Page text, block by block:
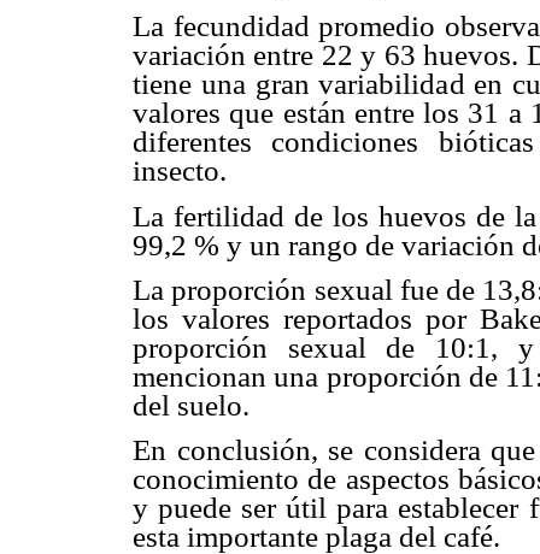
La fecundidad promedio
variación entre 22 y 63 huevos.
tiene una gran variabilidad en
valores que están entre los 31
diferentes condiciones
insecto.
La fertilidad de los huevos de
99,2 % y un rango de variación
La proporción sexual fue de
los valores reportados por
proporción sexual de 10:1,
mencionan una proporción de
del suelo.
En conclusión, se considera
conocimiento de aspectos
y puede ser útil para establecer
esta importante plaga del café.